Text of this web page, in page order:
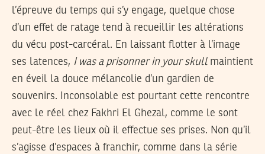
l’épreuve du temps qui s’y engage, quelque chose
d’un effet de ratage tend à recueillir les altérations
du vécu post-carcéral. En laissant flotter à l’image
ses latences, I was a prisonner in your skull maintient
en éveil la douce mélancolie d’un gardien de
souvenirs. Inconsolable est pourtant cette rencontre
avec le réel chez Fakhri El Ghezal, comme le sont
peut-être les lieux où il effectue ses prises. Non qu’il
s’agisse d’espaces à franchir, comme dans la série